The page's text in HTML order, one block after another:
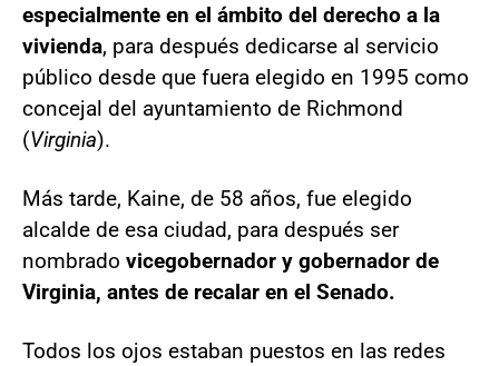
especialmente en el ámbito del derecho a la
vivienda, para después dedicarse al servicio
público desde que fuera elegido en 1995 como
concejal del ayuntamiento de Richmond
(Virginia).
Más tarde, Kaine, de 58 años, fue elegido
alcalde de esa ciudad, para después ser
nombrado vicegobernador y gobernador de
Virginia, antes de recalar en el Senado.
Todos los ojos estaban puestos en las redes